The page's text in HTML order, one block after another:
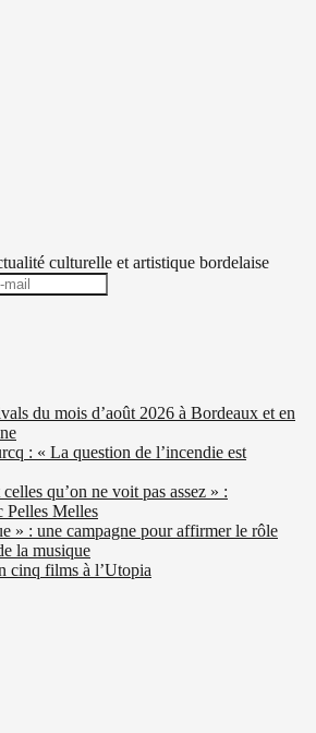
culturelle et artistique bordelaise
du mois d’août 2026 à Bordeaux et en
: « La question de l’incendie est
qu’on ne voit pas assez » :
Pelles Melles
» : une campagne pour affirmer le rôle
la musique
cinq films à l’Utopia